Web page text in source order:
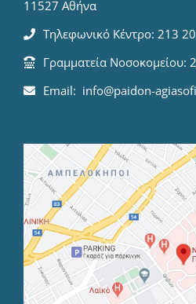
11527 Αθήνα
Τηλεφωνικό Κέντρο: 213
Γραμματεία Νοσοκομείου:
Email: info@paidon-